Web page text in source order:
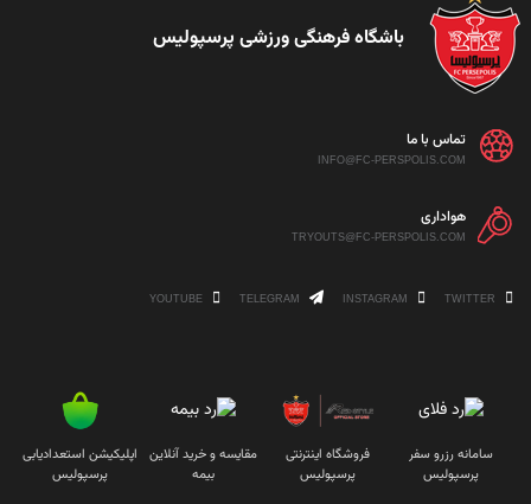
باشگاه فرهنگی ورزشی پرسپولیس
تماس با ما
INFO@FC-PERSPOLIS.COM
هواداری
TRYOUTS@FC-PERSPOLIS.COM
سامانه رزرو سفر
پرسپولیس
فروشگاه اینترنتی
پرسپولیس
مقایسه و خرید آنلاین
بیمه
اپلیکیشن استعدادیابی
پرسپولیس